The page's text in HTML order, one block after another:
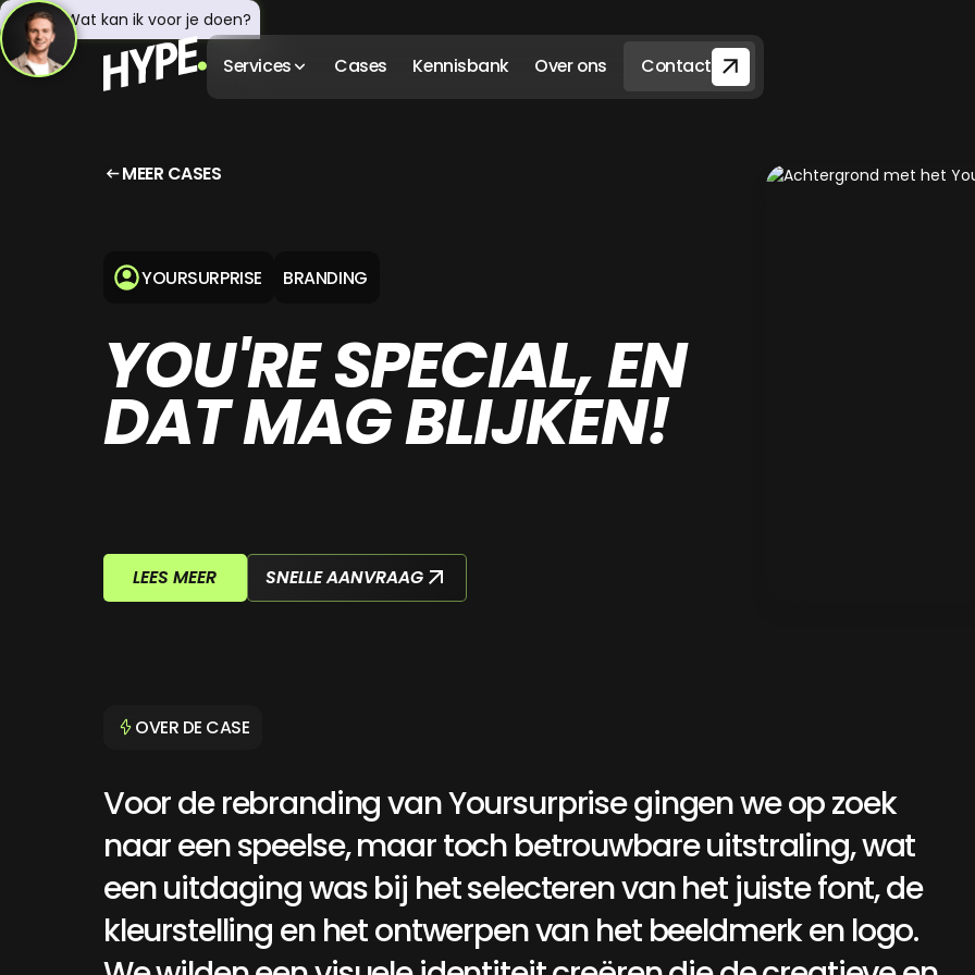
Hey! 👋 Wat kan ik voor je doen?
Services Cases Kennisbank Over ons Contact
MEER CASES
YOURSURPRISE BRANDING
YOU'RE SPECIAL, EN
DAT MAG BLIJKEN!
LEES MEER SNELLE AANVRAAG
OVER DE CASE
Voor de rebranding van Yoursurprise gingen we op zoek naar een speelse, maar toch betrouwbare uitstraling,
Voorde rebrandingvanYoursurprisegingenweopzoek
naareenspeelse,maartoch betrouwbareuitstraling,wat
eenuitdagingwasbij hetselecterenvanhet juistefont,de
kleurstelling en hetontwerpenvan het beeldmerken logo.